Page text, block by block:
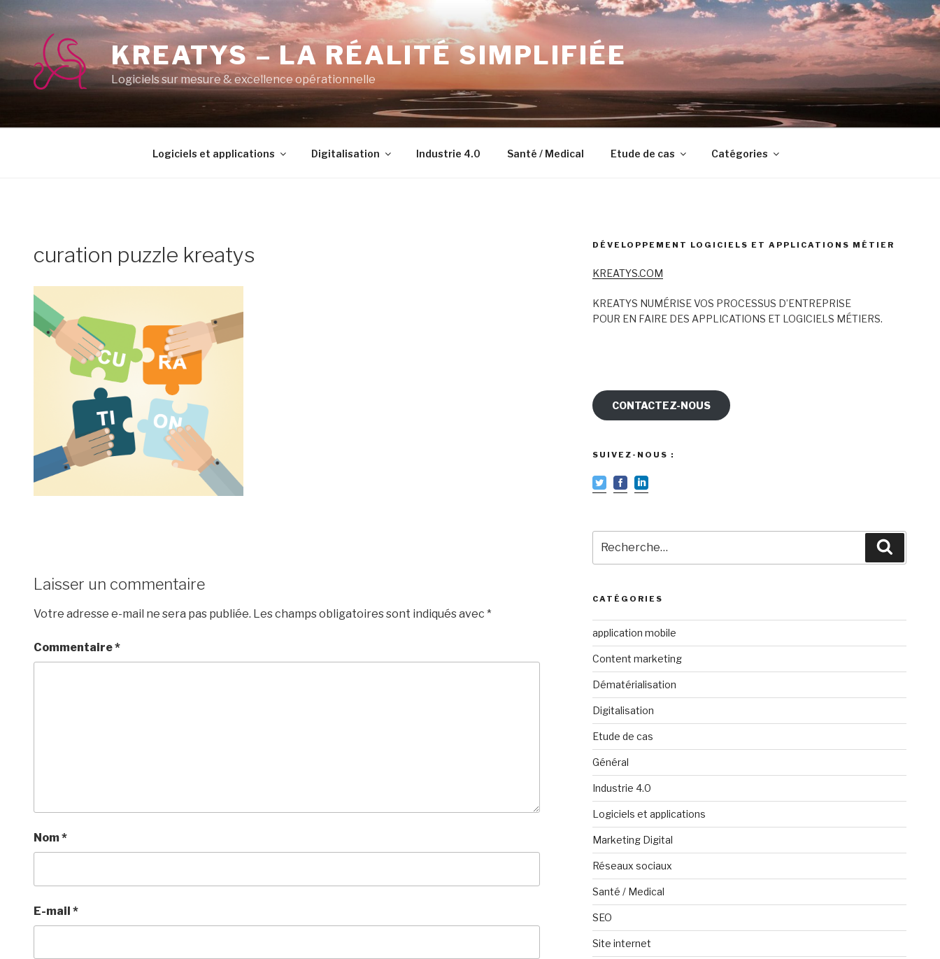
contenu
principal
KREATYS – LA RÉALITÉ SIMPLIFIÉE
Logiciels sur mesure & excellence opérationnelle
Logiciels et applications Digitalisation Industrie 4.0 Santé / Medical Etude de cas Catégories
curation puzzle kreatys
Laisser un commentaire
Votre adresse e-mail ne sera pas publiée. Les champs obligatoires sont indiqués avec *
Commentaire*
Nom*
E-mail *
DÉVELOPPEMENT LOGICIELS ET APPLICATIONS MÉTIER
KREATYS.COM
KREATYS NUMÉRISE VOS PROCESSUS D’ENTREPRISE
POUR EN FAIRE DES APPLICATIONS ET LOGICIELS MÉTIERS.
CONTACTEZ-NOUS
SUIVEZ-NOUS :
pour
:
CATÉGORIES
application mobile
Content marketing
Dématérialisation
Digitalisation
Etude de cas
Général
Industrie 4.0
Logiciels et applications
Marketing Digital
Réseaux sociaux
Santé / Medical
SEO
Site internet